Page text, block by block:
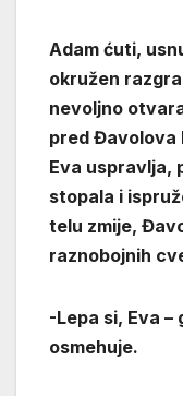
Adam ćuti,
okružen
nevoljno
pred Đavolova
Eva uspravlja,
stopala i
telu zmije,
raznobojnih
-Lepa si, Eva
osmehuje.